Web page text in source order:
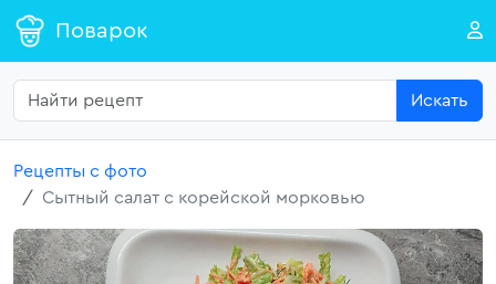
Поварок
Искать
Рецепты с фото
Сытный салат с корейской морковью